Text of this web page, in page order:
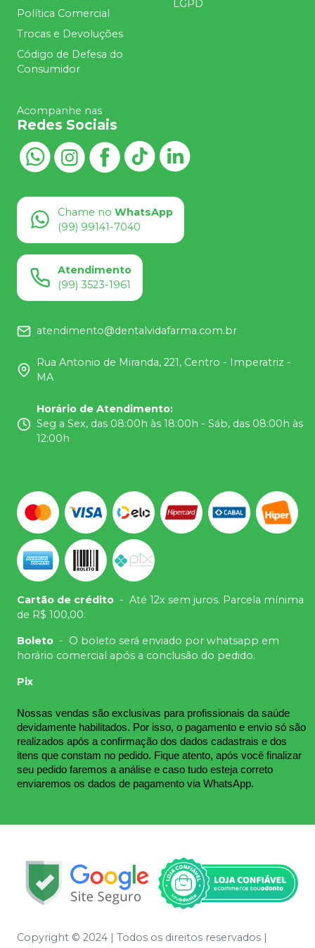
Política Comercial
Trocas e Devoluções
Código de Defesa do
Consumidor
LGPD
Acompanhe nas
Redes Sociais
Chame no WhatsApp
(99) 99141-7040
Atendimento
(99) 3523-1961
atendimento@dentalvidafarma.com.br
Rua Antonio de Miranda, 221, Centro - Imperatriz -
MA
Horário de Atendimento:
Seg a Sex, das 08:00h às 18:00h - Sáb, das 08:00h às
12:00h
Cartão de crédito - Até 12x sem juros. Parcela mínima
de R$ 100,00.
Boleto - O boleto será enviado por whatsapp em
horário comercial após a conclusão do pedido.
Pix
Nossas vendas são exclusivas para profissionais da saúde
devidamente habilitados. Por isso, o pagamento e envio só são
realizados após a confirmação dos dados cadastrais e dos
itens que constam no pedido. Fique atento, após você finalizar
seu pedido faremos a análise e caso tudo esteja correto
enviaremos os dados de pagamento via WhatsApp.
Copyright © 2024 | Todos os direitos reservados |